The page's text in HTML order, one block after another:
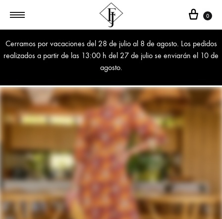
Cerramos por vacaciones del 28 de julio al 8 de agosto. Los pedidos
realizados a partir de las 13:00 h del 27 de julio se enviarán el 10 de
agosto.
Cesta
0